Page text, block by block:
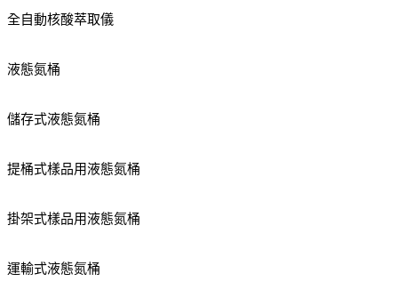
全自動核酸萃取儀
液態氮桶
儲存式液態氮桶
提桶式樣品用液態氮桶
掛架式樣品用液態氮桶
運輸式液態氮桶